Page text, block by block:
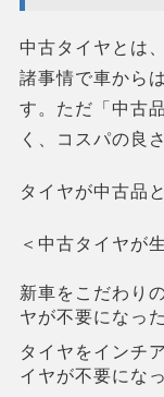
中古タイヤとは
諸事情で車から
す。ただ「中古
く、コスパの良
タイヤが中古品
＜中古タイヤが
新車をこだわり
ヤが不要になった
タイヤをインチ
イヤが不要にな